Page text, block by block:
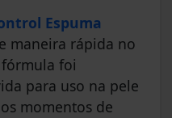
Espuma
maneira rápida no
foi
para uso na pele
momentos de